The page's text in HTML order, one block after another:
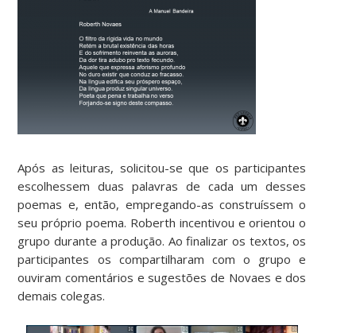
Após as leituras, solicitou-se que os participantes
escolhessem duas palavras de cada um desses
poemas e, então, empregando-as construíssem o
seu próprio poema. Roberth incentivou e orientou o
grupo durante a produção. Ao finalizar os textos, os
participantes os compartilharam com o grupo e
ouviram comentários e sugestões de Novaes e dos
demais colegas.